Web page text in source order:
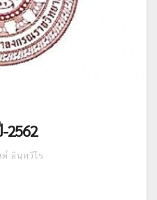
2562
อินฺทวีโร